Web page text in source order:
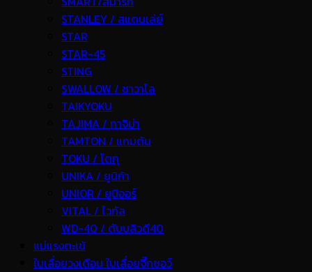
STANLEY / สแตนเล่ย์
STAR
STAR-45
STING
SWALLOW / ซาวาโล
TAIKYOKU
TAJIMA / ทาจิม่า
TAMTON / แทมตัน
TOKU / โตกุ
UNIKA / ยูนิก้า
UNIOR / ยูนิออร์
VITAL / ไวทัล
WD-40 / ดับบลิวดี40
แม่แรงตะเข้
ใบเลื่อยวงเดือน ใบเลื่อยจิ๊กซอว์